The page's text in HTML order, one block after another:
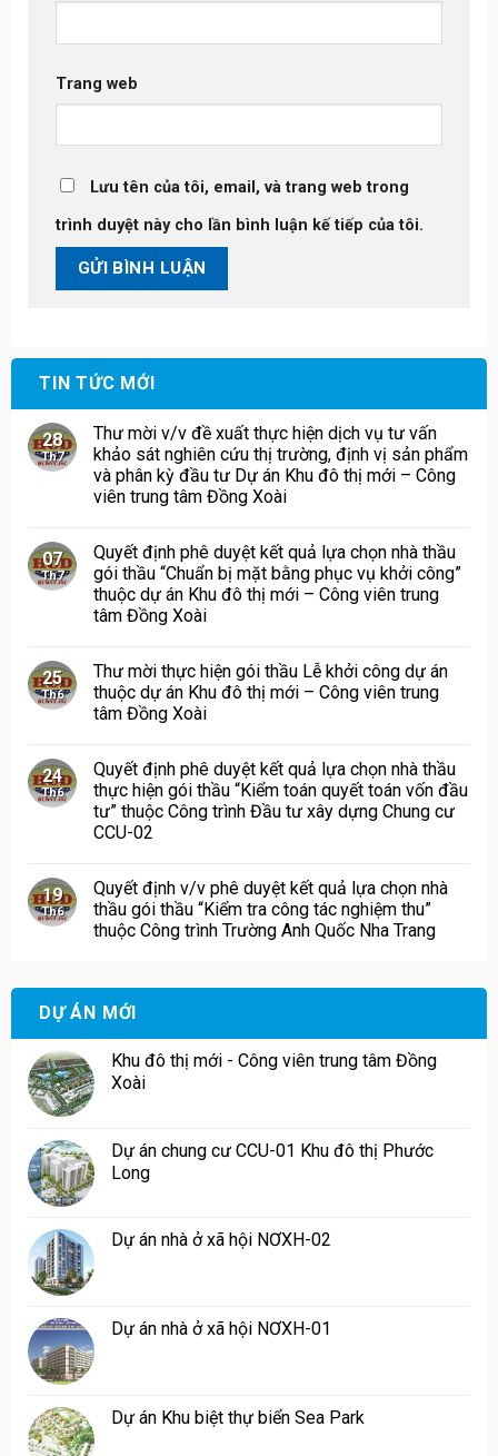
Trang web
Lưu tên của tôi, email, và trang web trong
trình duyệt này cho lần bình luận kế tiếp của tôi.
TIN TỨC MỚI
28
Th7
Thư mời v/v đề xuất thực hiện dịch vụ tư vấn
khảo sát nghiên cứu thị trường, định vị sản phẩm
và phân kỳ đầu tư Dự án Khu đô thị mới – Công
viên trung tâm Đồng Xoài
07
Th7
Quyết định phê duyệt kết quả lựa chọn nhà thầu
gói thầu “Chuẩn bị mặt bằng phục vụ khởi công”
thuộc dự án Khu đô thị mới – Công viên trung
tâm Đồng Xoài
25
Th6
Thư mời thực hiện gói thầu Lễ khởi công dự án
thuộc dự án Khu đô thị mới – Công viên trung
tâm Đồng Xoài
24
Th6
Quyết định phê duyệt kết quả lựa chọn nhà thầu
thực hiện gói thầu “Kiểm toán quyết toán vốn đầu
tư” thuộc Công trình Đầu tư xây dựng Chung cư
CCU-02
19
Th6
Quyết định v/v phê duyệt kết quả lựa chọn nhà
thầu gói thầu “Kiểm tra công tác nghiệm thu”
thuộc Công trình Trường Anh Quốc Nha Trang
DỰ ÁN MỚI
Khu đô thị mới - Công viên trung tâm Đồng
Xoài
Dự án chung cư CCU-01 Khu đô thị Phước
Long
Dự án nhà ở xã hội NƠXH-02
Dự án nhà ở xã hội NƠXH-01
Dự án Khu biệt thự biển Sea Park